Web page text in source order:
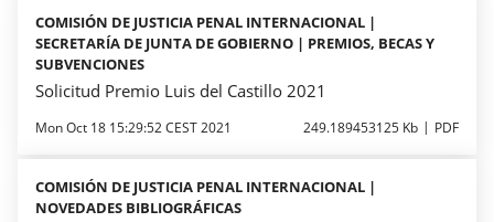
COMISIÓN DE JUSTICIA PENAL INTERNACIONAL |
SECRETARÍA DE JUNTA DE GOBIERNO | PREMIOS, BECAS Y
SUBVENCIONES
Solicitud Premio Luis del Castillo 2021
Mon Oct 18 15:29:52 CEST 2021 249.189453125 Kb PDF
COMISIÓN DE JUSTICIA PENAL INTERNACIONAL |
NOVEDADES BIBLIOGRÁFICAS